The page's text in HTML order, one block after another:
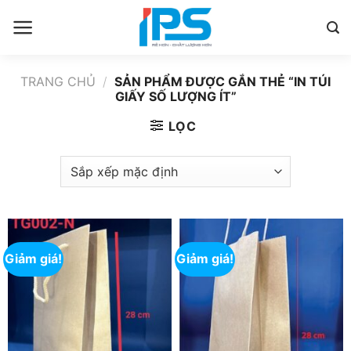
qua
TRANG CHỦ / SẢN PHẨM ĐƯỢC GẮN THẺ “IN TÚI
GIẤY SỐ LƯỢNG ÍT”
LỌC
Giảm giá! Giảm giá!